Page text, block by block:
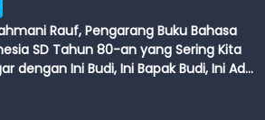
Rauf, Pengarang Buku Bahasa
SD Tahun 80-an yang Sering Kita
dengan Ini Budi, Ini Bapak Budi, Ini Adik